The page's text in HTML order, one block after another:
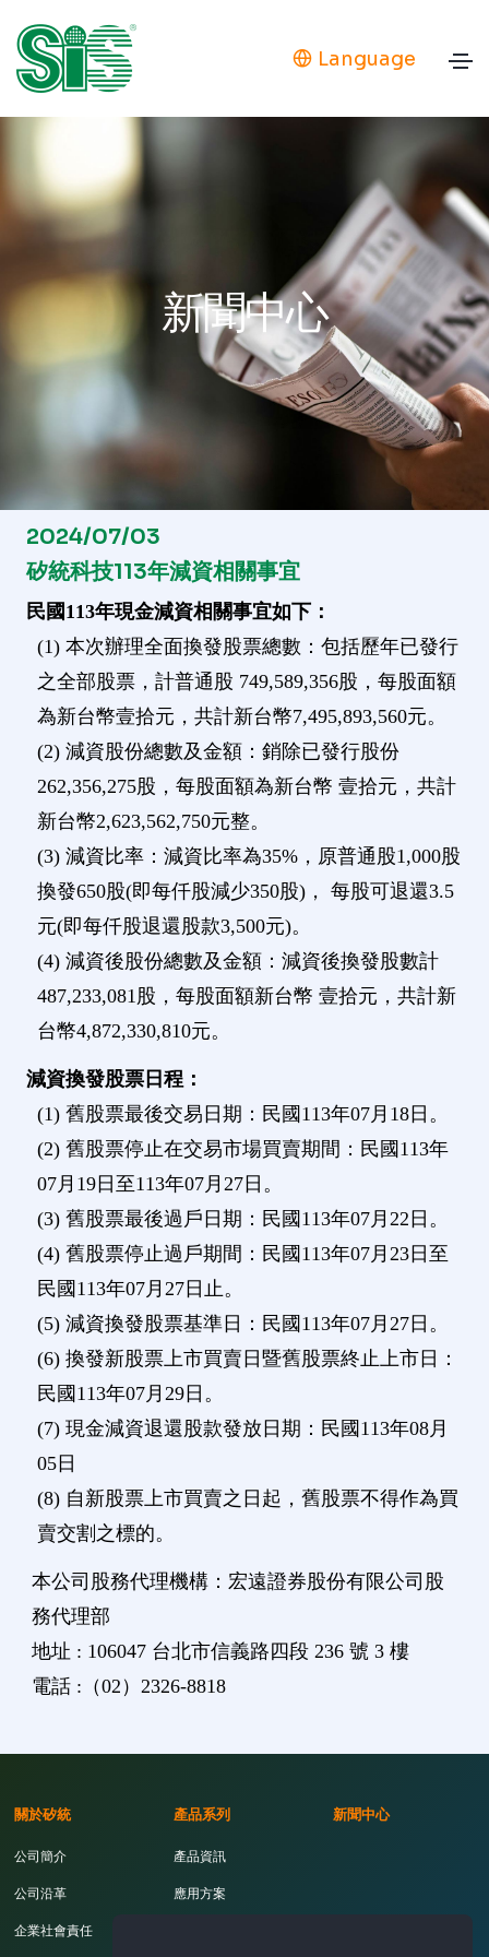
Language
新聞中心
2024/07/03
矽統科技113年減資相關事宜
民國113年現金減資相關事宜如下：
(1) 本次辦理全面換發股票總數：包括歷年已發行
之全部股票，計普通股 749,589,356股，每股面額
為新台幣壹拾元，共計新台幣7,495,893,560元。
(2) 減資股份總數及金額：銷除已發行股份
262,356,275股，每股面額為新台幣 壹拾元，共計
新台幣2,623,562,750元整。
(3) 減資比率：減資比率為35%，原普通股1,000股
換發650股(即每仟股減少350股)， 每股可退還3.5
元(即每仟股退還股款3,500元)。
(4) 減資後股份總數及金額：減資後換發股數計
487,233,081股，每股面額新台幣 壹拾元，共計新
台幣4,872,330,810元。
減資換發股票日程：
(1) 舊股票最後交易日期：民國113年07月18日。
(2) 舊股票停止在交易市場買賣期間：民國113年
07月19日至113年07月27日。
(3) 舊股票最後過戶日期：民國113年07月22日。
(4) 舊股票停止過戶期間：民國113年07月23日至
民國113年07月27日止。
(5) 減資換發股票基準日：民國113年07月27日。
(6) 換發新股票上市買賣日暨舊股票終止上市日：
民國113年07月29日。
(7) 現金減資退還股款發放日期：民國113年08月
05日
(8) 自新股票上市買賣之日起，舊股票不得作為買
賣交割之標的。
本公司股務代理機構：宏遠證券股份有限公司股
務代理部
地址 : 106047 台北市信義路四段 236 號 3 樓
電話 :（02）2326-8818
關於矽統
公司簡介
公司沿革
企業社會責任
產品系列
產品資訊
應用方案
新聞中心